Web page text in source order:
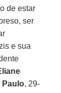
de estar
ser
e sua
Paulo, 29-